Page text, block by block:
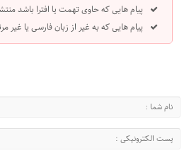
پیام هایی که حاوی تهمت یا افترا باشد
پیام هایی که به غیر از زبان فارسی یا